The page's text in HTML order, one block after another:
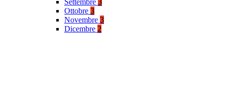
Settembre 3
Ottobre 3
Novembre 3
Dicembre 2